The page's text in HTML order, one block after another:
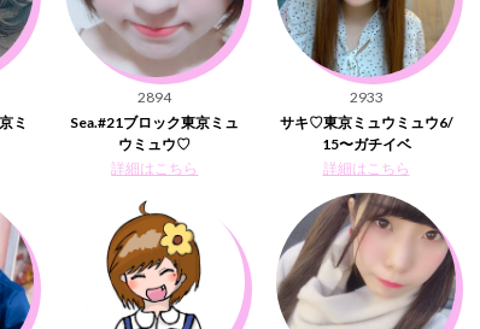
ミ
2894
Sea.#21ブロック東京ミュ
ウミュウ♡
詳細はこちら
2933
サキ♡東京ミュウミュウ6/
15〜ガチイベ
詳細はこちら